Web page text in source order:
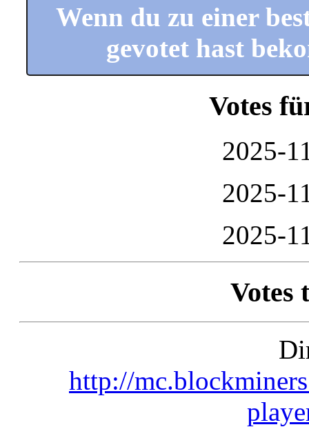
Wenn du zu einer
gevotet hast
Votes
2025-
2025-
2025-
Votes
http://